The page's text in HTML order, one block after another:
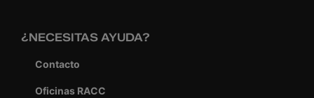
¿NECESITAS AYUDA?
Contacto
Oficinas RACC